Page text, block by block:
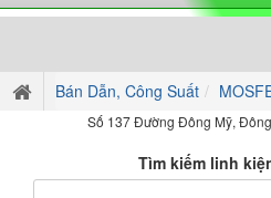
Bán Dẫn, Công Suất
Số 137 Đường Đông Mỹ,
Tìm kiếm linh